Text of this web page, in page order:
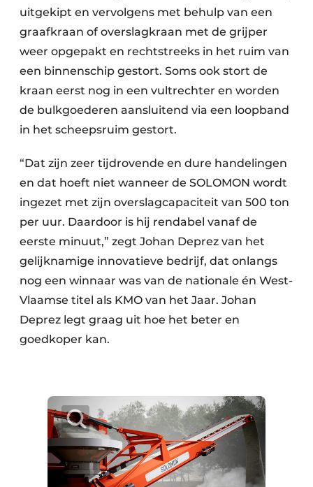
uitgekipt en vervolgens met behulp van een
graafkraan of overslagkraan met de grijper
weer opgepakt en rechtstreeks in het ruim van
een binnenschip gestort. Soms ook stort de
kraan eerst nog in een vultrechter en worden
de bulkgoederen aansluitend via een loopband
in het scheepsruim gestort.
“Dat zijn zeer tijdrovende en dure handelingen
en dat hoeft niet wanneer de SOLOMON wordt
ingezet met zijn overslagcapaciteit van 500 ton
per uur. Daardoor is hij rendabel vanaf de
eerste minuut,” zegt Johan Deprez van het
gelijknamige innovatieve bedrijf, dat onlangs
nog een winnaar was van de nationale én West-
Vlaamse titel als KMO van het Jaar. Johan
Deprez legt graag uit hoe het beter en
goedkoper kan.